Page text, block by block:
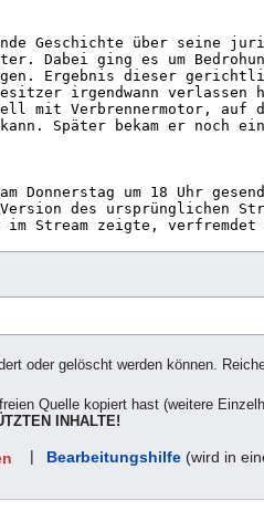
oder gelöscht werden können.
Quelle kopiert hast (weitere
INHALTE!
| Bearbeitungshilfe (wird in